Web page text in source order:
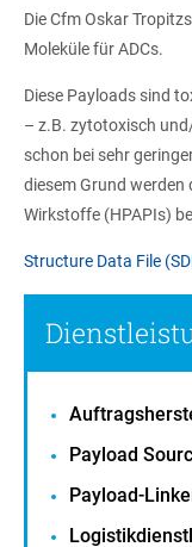
Die Cfm Oskar
Moleküle für ADCs.
Diese Payloads sind
– z.B. zytotoxisch
schon bei sehr
diesem Grund werden
Wirkstoffe (HPAPIs)
Structure Data File
Payload
Payload-